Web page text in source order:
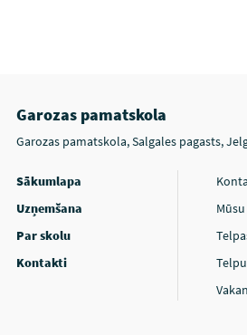
Garozas pamatskola
Garozas pamatskola, Salgales pagasts,
Sākumlapa
Uzņemšana
Par skolu
Kontakti